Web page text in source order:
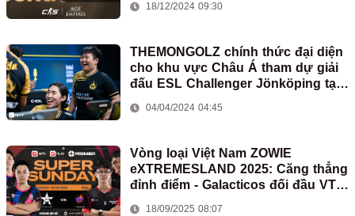
18/12/2024 09:30
THEMONGOLZ chính thức đại diện
cho khu vực Châu Á tham dự giải
đấu ESL Challenger Jönköping tại
04/04/2024 04:45
Vòng loại Việt Nam ZOWIE
eXTREMESLAND 2025: Căng thẳng
đỉnh điểm - Galacticos đối đầu VTM
18/09/2025 08:07